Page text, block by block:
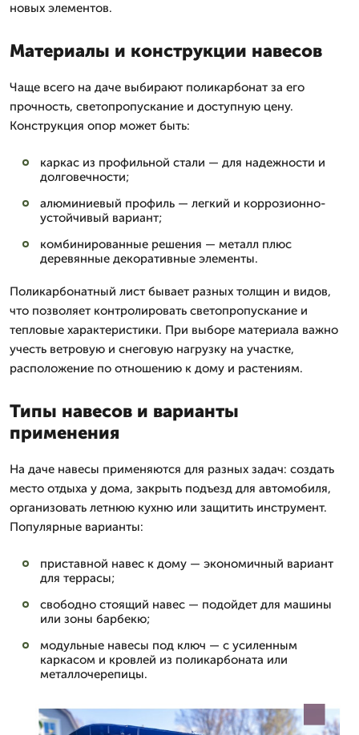
новых элементов.
Материалы и конструкции навесов
Чаще всего на даче выбирают поликарбонат за его
прочность, светопропускание и доступную цену.
Конструкция опор может быть:
каркас из профильной стали — для надежности и
долговечности;
алюминиевый профиль — легкий и коррозионно-
устойчивый вариант;
комбинированные решения — металл плюс
деревянные декоративные элементы.
Поликарбонатный лист бывает разных толщин и видов,
что позволяет контролировать светопропускание и
тепловые характеристики. При выборе материала важно
учесть ветровую и снеговую нагрузку на участке,
расположение по отношению к дому и растениям.
Типы навесов и варианты
применения
На даче навесы применяются для разных задач: создать
место отдыха у дома, закрыть подъезд для автомобиля,
организовать летнюю кухню или защитить инструмент.
Популярные варианты:
приставной навес к дому — экономичный вариант
для террасы;
свободно стоящий навес — подойдет для машины
или зоны барбекю;
модульные навесы под ключ — с усиленным
каркасом и кровлей из поликарбоната или
металлочерепицы.